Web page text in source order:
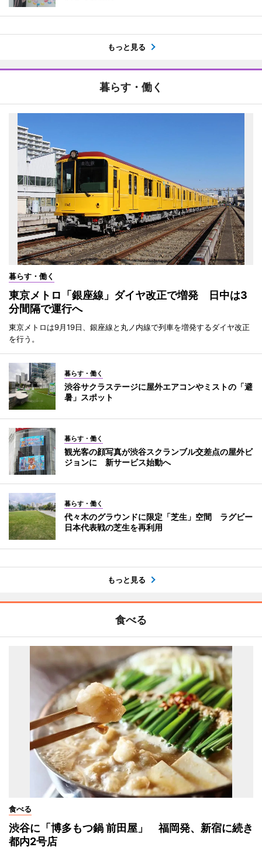
もっと見る
暮らす・働く
暮らす・働く
東京メトロ「銀座線」ダイヤ改正で増発 日中は3
分間隔で運行へ
東京メトロは9月19日、銀座線と丸ノ内線で列車を増発するダイヤ改正
を行う。
暮らす・働く
渋谷サクラステージに屋外エアコンやミストの「避
暑」スポット
暮らす・働く
観光客の顔写真が渋谷スクランブル交差点の屋外ビ
ジョンに 新サービス始動へ
暮らす・働く
代々木のグラウンドに限定「芝生」空間 ラグビー
日本代表戦の芝生を再利用
もっと見る
食べる
食べる
渋谷に「博多もつ鍋 前田屋」 福岡発、新宿に続き
都内2号店